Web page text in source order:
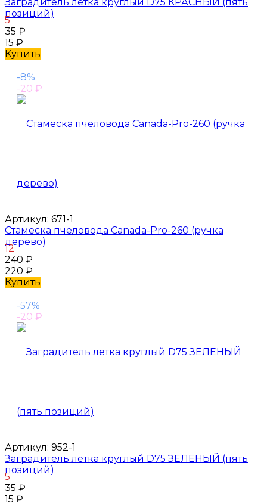
Заградитель летка круглый D75 КРАСНЫЙ (пять
позиций)
5
35 ₽
15 ₽
Купить
-8%
-20 ₽
Артикул: 671-1
Стамеска пчеловода Canada-Pro-260 (ручка
дерево)
12
240 ₽
220 ₽
Купить
-57%
-20 ₽
Артикул: 952-1
Заградитель летка круглый D75 ЗЕЛЕНЫЙ (пять
позиций)
5
35 ₽
15 ₽